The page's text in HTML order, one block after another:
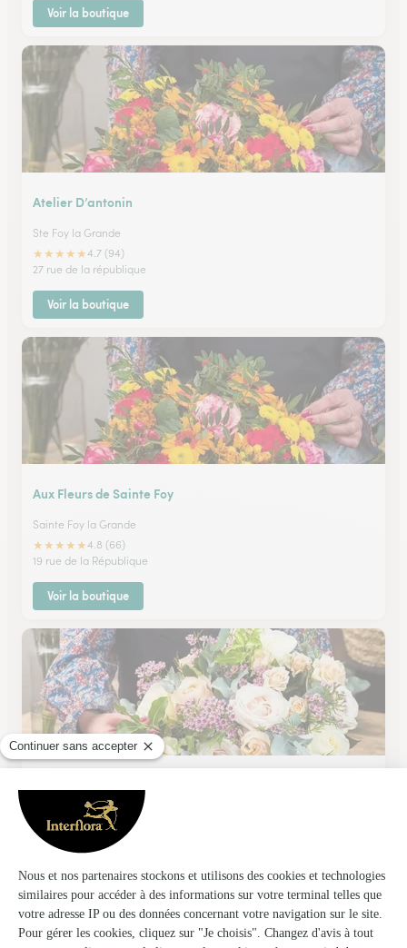
Voir la boutique
Atelier D’antonin
Ste Foy la Grande
★★★★★4.7 (94)
27 rue de la république
Voir la boutique
Aux Fleurs de Sainte Foy
Sainte Foy la Grande
★★★★★4.8 (66)
19 rue de la République
Voir la boutique
Coulounieix Chamiers
★★
86 avenue du général De Gaulle
Voir la boutique